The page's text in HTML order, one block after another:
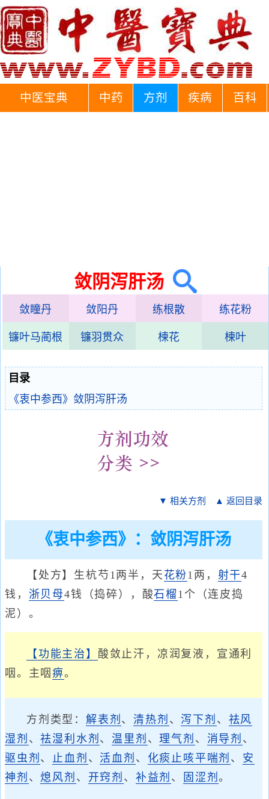
中医宝典 中药 方剂 疾病 百科
敛阴泻肝汤
敛瞳丹 敛阳丹 练根散 练花粉
镰叶马蔺根 镰羽贯众 楝花 楝叶
目录
《衷中参西》敛阴泻肝汤
▼ 相关方剂 ▲ 返回目录
《衷中参西》：敛阴泻肝汤
【处方】生杭芍1两半，天 花粉1两， 射干4
钱， 浙贝母4钱（捣碎），酸石榴 1个（连皮捣
泥）。
【功能主治】 酸敛止汗，凉润复液，宣通利
咽。主咽痹。
方剂类型： 解表剂 、清热剂 、 泻下剂 、 祛风
湿剂 、祛湿利水剂 、温里剂 、理气剂 、 消导剂 、
驱虫剂 、 止血剂 、 活血剂 、 化痰止咳平喘剂 、 安
神剂 、熄风剂 、 开窍剂 、 补益剂 、 固涩剂。